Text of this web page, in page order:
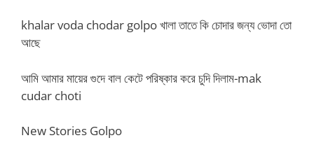
khalar voda chodar golpo খালা তাতে কি চোদার জন্য ভোদা তো
আছে
আমি আমার মায়ের গুদে বাল কেটে পরিষ্কার করে চুদি দিলাম-mak
cudar choti
New Stories Golpo